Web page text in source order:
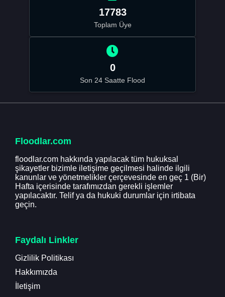
17783
Toplam Üye
0
Son 24 Saatte Flood
Floodlar.com
floodlar.com hakkında yapılacak tüm hukuksal
şikayetler bizimle iletişime geçilmesi halinde ilgili
kanunlar ve yönetmelikler çerçevesinde en geç 1 (Bir)
Hafta içerisinde tarafımızdan gerekli işlemler
yapılacaktır. Telif ya da hukuki durumlar için irtibata
geçin.
Faydalı Linkler
Gizlilik Politikası
Hakkımızda
İletişim